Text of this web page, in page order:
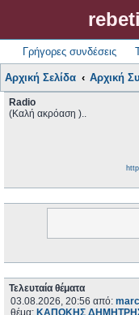
Γρήγορες συνδέσεις
Αρχική Σελίδα Αρχική
Radio
(Καλή ακρόαση )..
Τελευταία θέματα
03.08.2026, 20:56 από:
θέμα: ΚΑΠΟΚΗΣ ΔΗΜΗΤΡΗΣ